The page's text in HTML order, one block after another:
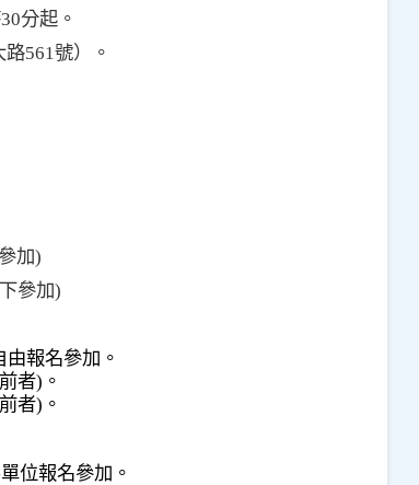
30分起。
路561號）。
加)
參加)
報名參加。
者) 。
者) 。
位報名參加。